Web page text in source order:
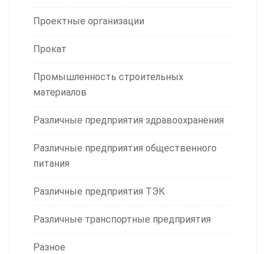
Проектные организации
Прокат
Промышленность строительных
материалов
Различные предприятия здравоохранения
Различные предприятия общественного
питания
Различные предприятия ТЭК
Различные транспортные предприятия
Разное